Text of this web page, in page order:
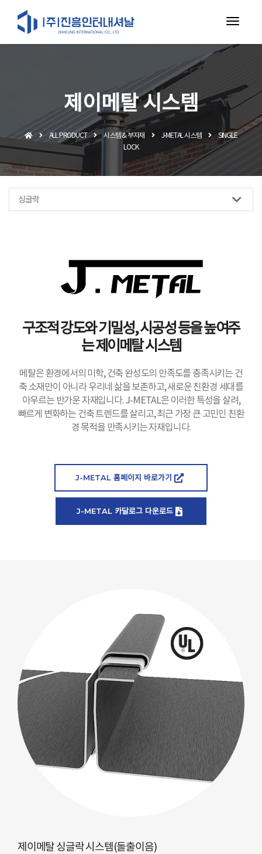
제이메탈 시스템
ALL PRODUCT 시스템 & 부자재 J-METAL 시스템
SINGLE
LOCK
싱글락
구조적 강도와 기밀성, 시공성 등을 높여주
는 제이메탈 시스템
메탈은 환경에서의 미학, 건축 완성도의 만족도를 충족시키는 건
축 소재만이 아니라 우리네 삶을 보존하고, 새로운 친환경 세대를
아우르는 반가운 자재입니다. J-METAL은 이러한 특성을 살려,
빠르게 변화하는 건축 트렌드를 살리고, 최근 가장 큰 고민인 친환
경 목적을 만족시키는 자재입니다.
J-METAL 홈페이지 바로가기
J-METAL 카달로그 다운로드
제이메탈 싱글락 시스템(돌출이음)